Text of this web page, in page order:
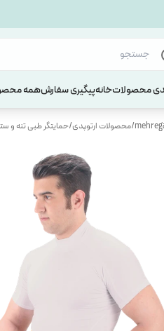
محصولاتخانهپیگیری سفارشهمه
/محصولات ارتوپدی/حمایتگر طبی تنه و